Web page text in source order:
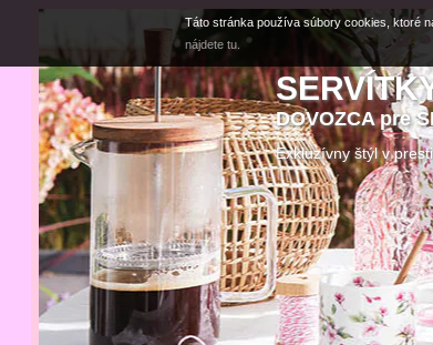
DOVOZCA pre
Exkluzívny štýl v
Táto stránka používa súbory cookies, ktoré
nájdete tu.